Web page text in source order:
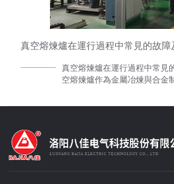
病，比賽的激烈對抗與刺激，
大，加上熬夜對身體的損傷，
是大多數球迷的習慣，因此給
賽可能還會出現頸椎疼痛、腰
勞，甚至眼底出血、突發性
以免不良的坐姿誘發盆腔充血
狀，則應到醫院檢查治療。
股份有限公司一路伴您同行...
真空熔煉爐在運行過程中常見的故
真空熔煉爐在運行過程中常見
空熔煉爐作為金屬冶煉與合金
些故障，是確保真空熔煉爐長
真空熔煉爐廠家洛陽八佳電氣